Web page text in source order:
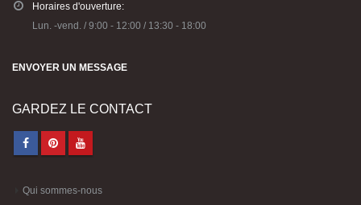
Horaires d'ouverture:
Lun. -vend. / 9:00 - 12:00 / 13:30 - 18:00
ENVOYER UN MESSAGE
GARDEZ LE CONTACT
Qui sommes-nous